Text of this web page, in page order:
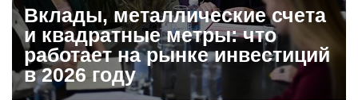
Вклады, металлические счета
и квадратные метры: что
работает на рынке инвестиций
в 2026 году